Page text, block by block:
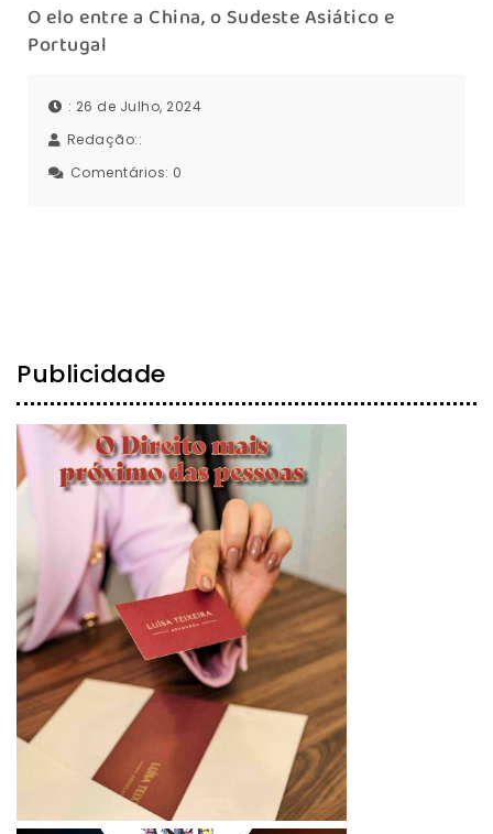
O elo entre a China, o Sudeste Asiático e
Portugal
: 26 de Julho, 2024
Redação::
Comentários: 0
Publicidade